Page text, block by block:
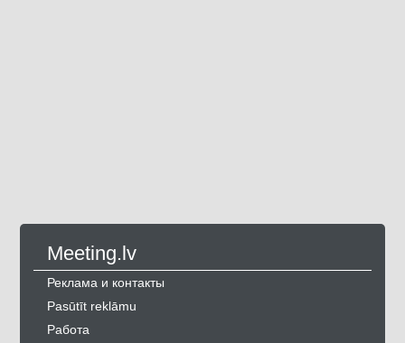
Meeting.lv
Реклама и контакты
Pasūtīt reklāmu
Работа